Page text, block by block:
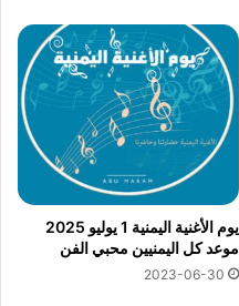
يوم الأغنية اليمنية 1 يوليو 2025
موعد كل اليمنيين محبي الفن
2023-06-30